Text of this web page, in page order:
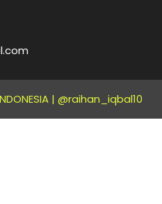
| @raihan_iqbal10